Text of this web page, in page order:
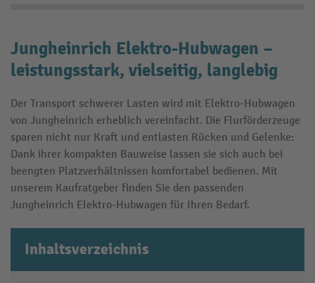
Jungheinrich Elektro-Hubwagen –
leistungsstark, vielseitig, langlebig
Der Transport schwerer Lasten wird mit Elektro-Hubwagen
von Jungheinrich erheblich vereinfacht. Die Flurförderzeuge
sparen nicht nur Kraft und entlasten Rücken und Gelenke:
Dank ihrer kompakten Bauweise lassen sie sich auch bei
beengten Platzverhältnissen komfortabel bedienen. Mit
unserem Kaufratgeber finden Sie den passenden
Jungheinrich Elektro-Hubwagen für Ihren Bedarf.
Inhaltsverzeichnis